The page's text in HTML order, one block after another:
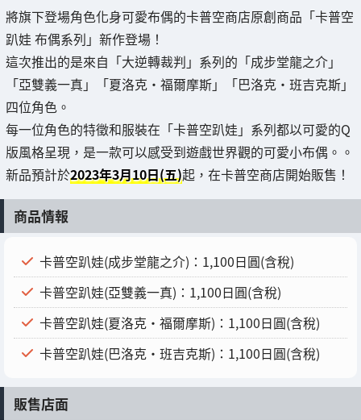
將旗下登場角色化身可愛布偶的卡普空商店原創商品「卡普空
趴娃 布偶系列」新作登場！
這次推出的是來自「大逆轉裁判」系列的「成步堂龍之介」
「亞雙義一真」「夏洛克・福爾摩斯」「巴洛克・班吉克斯」
四位角色。
每一位角色的特徵和服裝在「卡普空趴娃」系列都以可愛的Q
版風格呈現，是一款可以感受到遊戲世界觀的可愛小布偶。。
新品預計於2023年3月10日(五)起，在卡普空商店開始販售！
商品情報
卡普空趴娃(成步堂龍之介)：1,100日圓(含稅)
卡普空趴娃(亞雙義一真)：1,100日圓(含稅)
卡普空趴娃(夏洛克・福爾摩斯)：1,100日圓(含稅)
卡普空趴娃(巴洛克・班吉克斯)：1,100日圓(含稅)
販售店面